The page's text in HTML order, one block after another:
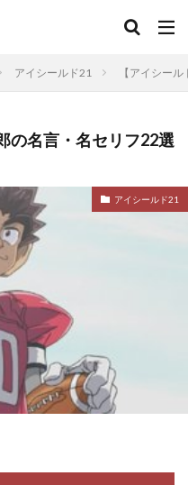
アイシールド21 【アイシー
の名言・名セリフ22選
アイシールド21